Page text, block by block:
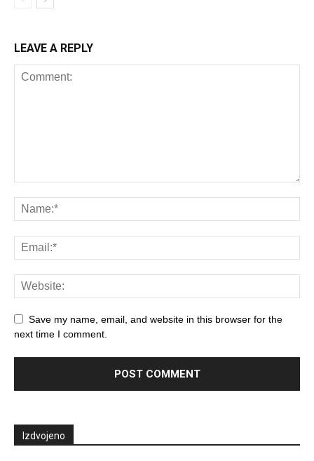
LEAVE A REPLY
Save my name, email, and website in this browser for the
next time I comment.
Izdvojeno